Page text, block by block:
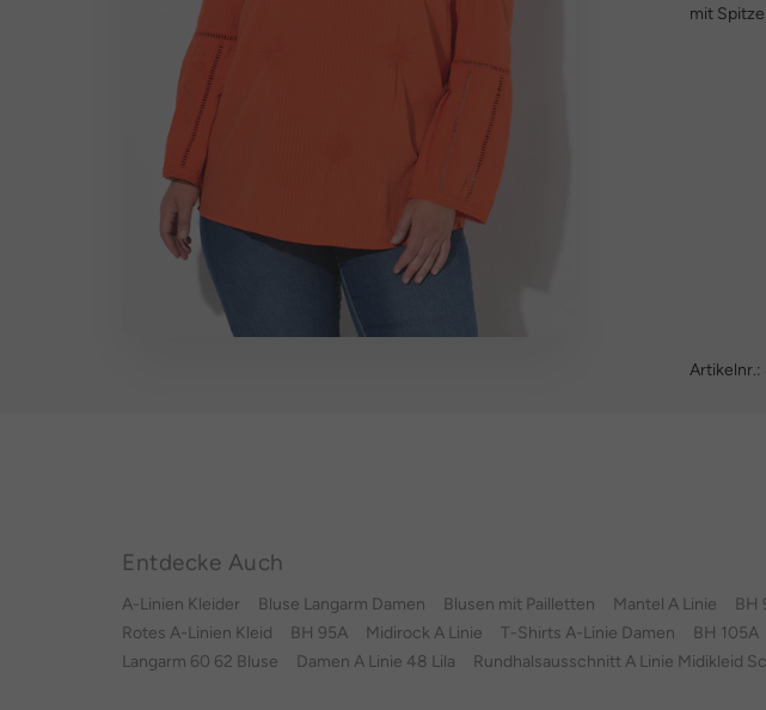
mit
Artikelnr.:
Entdecke Auch
A-Linien Kleider Bluse Langarm Damen Blusen mit Pailletten Mantel A Linie BH
Rotes A-Linien Kleid
BH 95A Midirock A Linie T-Shirts A-Linie Damen BH 105A
Langarm 60 62 Bluse
Damen A Linie 48 Lila Rundhalsausschnitt A Linie Midikleid